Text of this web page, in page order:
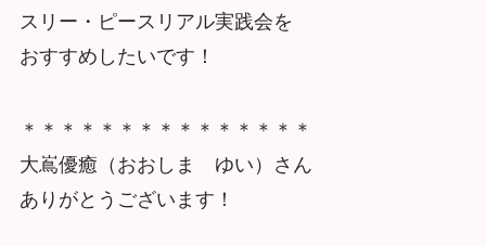
スリー・ピースリアル実践会を
おすすめしたいです！
＊＊＊＊＊＊＊＊＊＊＊＊＊＊＊
大嶌優癒（おおしま ゆい）さん
ありがとうございます！